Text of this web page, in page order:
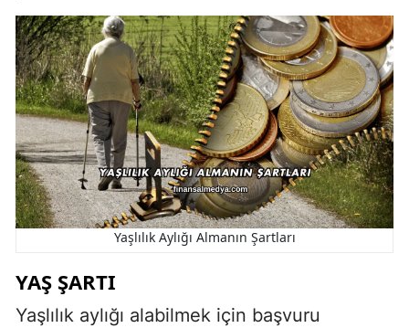
Yaşlılık Aylığı Almanın Şartları
YAŞ ŞARTI
Yaşlılık aylığı alabilmek için başvuru